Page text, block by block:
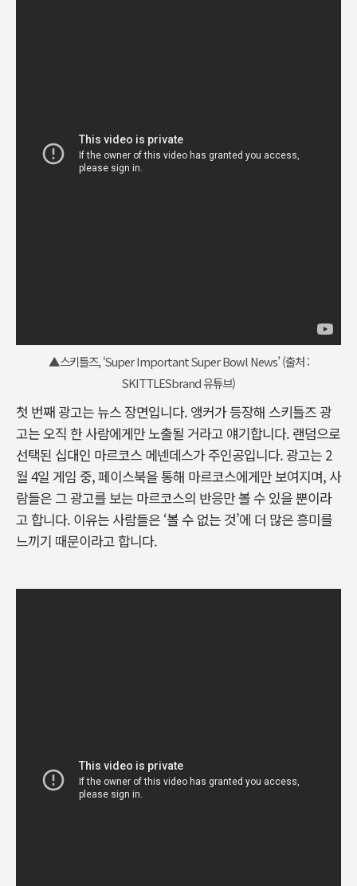
▲스키틀즈, ‘Super Important Super Bowl News’ (출처 :
SKITTLESbrand 유튜브)
첫 번째 광고는 뉴스 장면입니다. 앵커가 등장해 스키틀즈 광
고는 오직 한 사람에게만 노출될 거라고 얘기합니다. 랜덤으로
선택된 십대인 마르코스 메넨데스가 주인공입니다. 광고는 2
월 4일 게임 중, 페이스북을 통해 마르코스에게만 보여지며, 사
람들은 그 광고를 보는 마르코스의 반응만 볼 수 있을 뿐이라
고 합니다. 이유는 사람들은 ‘볼 수 없는 것’에 더 많은 흥미를
느끼기 때문이라고 합니다.